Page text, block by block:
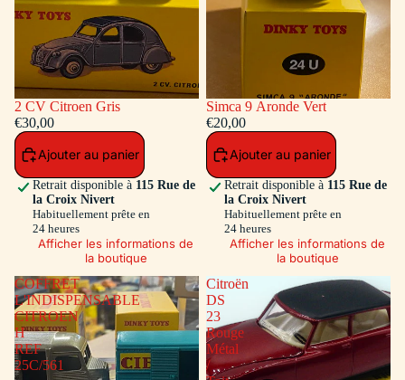
2 CV Citroen Gris
€30,00
Ajouter au panier
Retrait disponible à 115 Rue de
la Croix Nivert
Habituellement prête en
24 heures
Afficher les informations de
la boutique
Simca 9 Aronde Vert
€20,00
Ajouter au panier
Retrait disponible à 115 Rue de
la Croix Nivert
Habituellement prête en
24 heures
Afficher les informations de
la boutique
COFFRET
L'INDISPENSABLE
CITROEN
H
REF
25C/561
Citroën
DS
23
Rouge
Métal
/